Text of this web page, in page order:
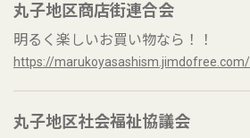
丸子地区商店街連合会
明るく楽しいお買い物なら！！
https://marukoyasashism.jimdofree.com/
丸子地区社会福祉協議会